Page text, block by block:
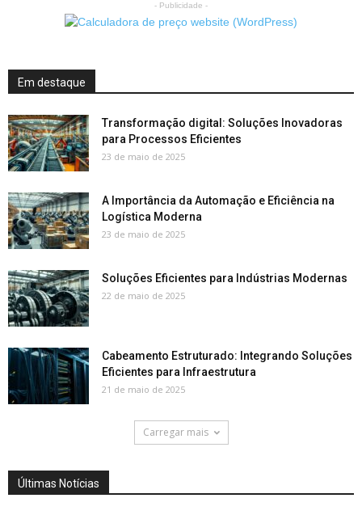
- Publicidade -
Em destaque
Transformação digital: Soluções Inovadoras
para Processos Eficientes
23 de maio de 2025
A Importância da Automação e Eficiência na
Logística Moderna
23 de maio de 2025
Soluções Eficientes para Indústrias Modernas
22 de maio de 2025
Cabeamento Estruturado: Integrando Soluções
Eficientes para Infraestrutura
21 de maio de 2025
Carregar mais
Últimas Notícias